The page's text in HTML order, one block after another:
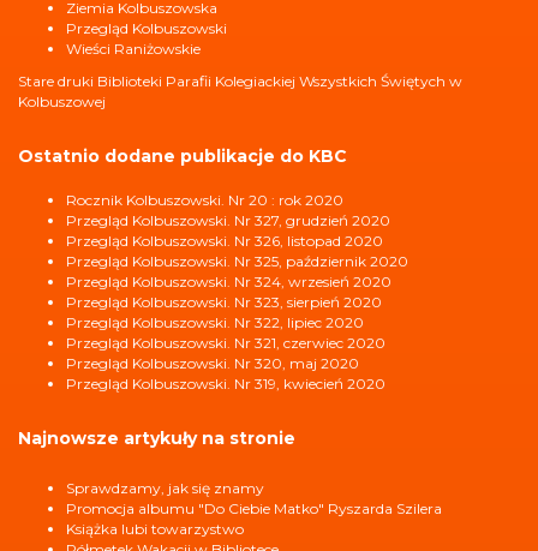
Ziemia Kolbuszowska
Przegląd Kolbuszowski
Wieści Raniżowskie
Stare druki Biblioteki Parafii Kolegiackiej Wszystkich Świętych w
Kolbuszowej
Ostatnio dodane publikacje do KBC
Rocznik Kolbuszowski. Nr 20 : rok 2020
Przegląd Kolbuszowski. Nr 327, grudzień 2020
Przegląd Kolbuszowski. Nr 326, listopad 2020
Przegląd Kolbuszowski. Nr 325, październik 2020
Przegląd Kolbuszowski. Nr 324, wrzesień 2020
Przegląd Kolbuszowski. Nr 323, sierpień 2020
Przegląd Kolbuszowski. Nr 322, lipiec 2020
Przegląd Kolbuszowski. Nr 321, czerwiec 2020
Przegląd Kolbuszowski. Nr 320, maj 2020
Przegląd Kolbuszowski. Nr 319, kwiecień 2020
Najnowsze artykuły na stronie
Sprawdzamy, jak się znamy
Promocja albumu "Do Ciebie Matko" Ryszarda Szilera
Książka lubi towarzystwo